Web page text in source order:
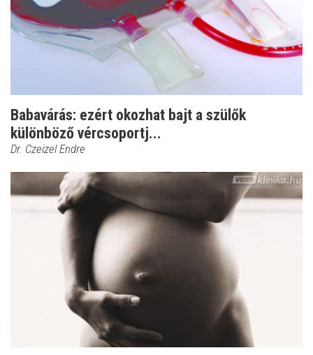
Babavárás: ezért okozhat bajt a szülők
különböző vércsoportj...
Dr. Czeizel Endre